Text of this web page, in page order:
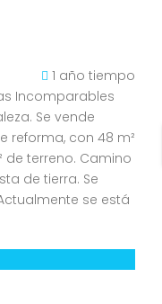
1 año tiempo
Incomparables
Se vende
reforma, con 48 m²
de terreno. Camino
de tierra. Se
se está